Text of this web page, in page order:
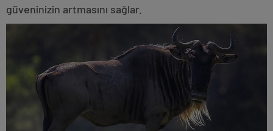
güveninizin artmasını sağlar.